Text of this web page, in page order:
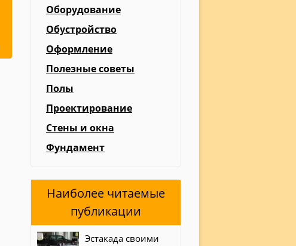
Оборудование
Обустройство
Оформление
Полезные советы
Полы
Проектирование
Стены и окна
Фундамент
Наиболее читаемые
публикации
Эстакада своими